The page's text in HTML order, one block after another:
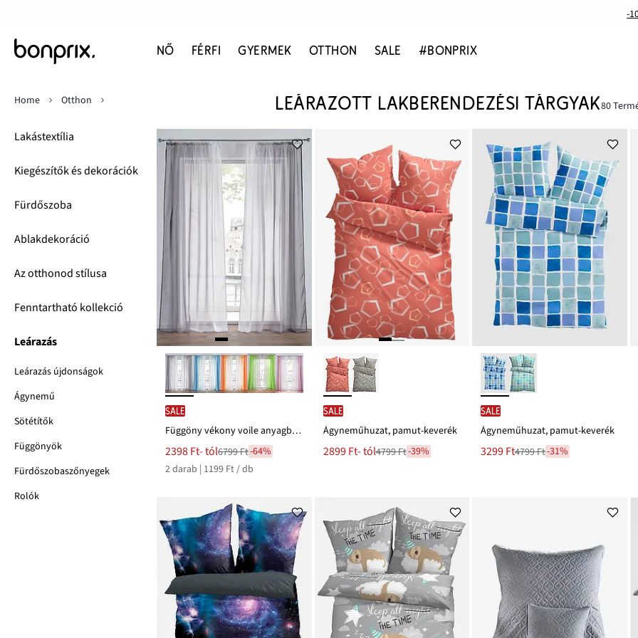
-
NŐ FÉRFI GYERMEK OTTHON SALE #BONPRIX
Lakástextília
Kiegészítők és dekorációk
Fürdőszoba
Ablakdekoráció
Az otthonod stílusa
Fenntartható kollekció
Leárazás
Leárazás újdonságok
Ágynemű
Sötétítők
Függönyök
Fürdőszobaszőnyegek
Rolók
Home Otthon LEÁRAZOTT LAKBERENDEZÉSI TÁRGYAK80
SALE
Függöny vékony voile anyagból, extra hosszú méretekben is (2 db-os csomag)
Új
ár
2398 Ft- tól
Leárazva
6799 Ft
6799 Ft-64%
2 darab | 1199 Ft / db
SALE
Ágyneműhuzat, pamut-keverék
Új
2899 Ft- tól
Leárazva 4799 Ft-39%
SALE
Ágyneműhuzat, pamut-keverék
Új
3299 Ft
Leárazva4799 Ft-31%